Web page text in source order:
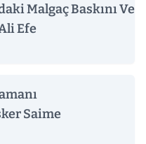
Malgaç Baskını Ve
Efe
Saime